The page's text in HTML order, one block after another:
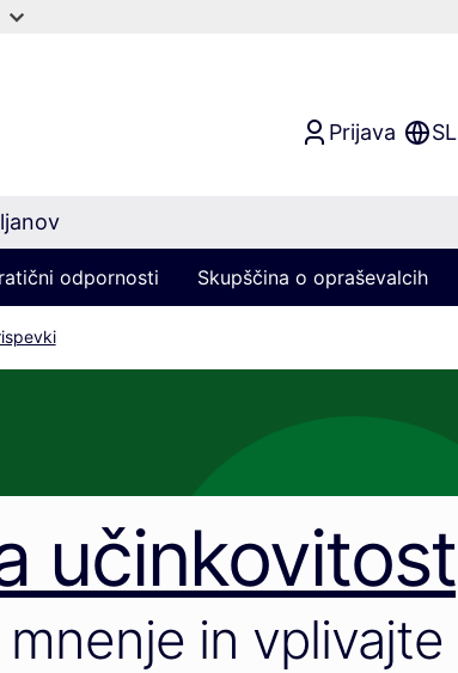
Prijava SL
odpornosti Skupščina o opraševalcih
učinkovitost
in vplivajte